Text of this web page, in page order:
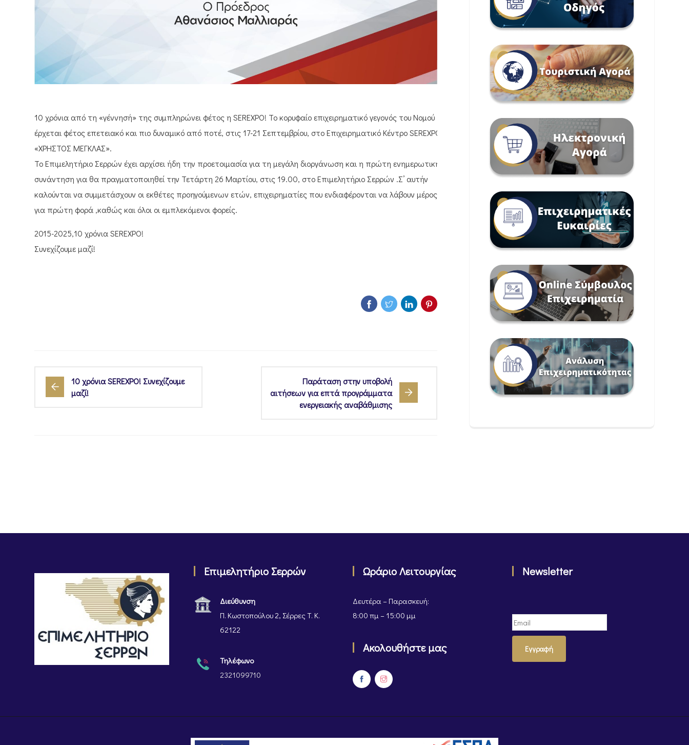
10 χρόνια από τη «γέννησή» της συμπληρώνει φέτος η SEREXPO! Το κορυφαίο επιχειρηματικό γεγονός του Νομού
έρχεται φέτος επετειακό και πιο δυναμικό από ποτέ, στις 17-21 Σεπτεμβρίου, στο Επιχειρηματικό Κέντρο SEREXPO
«ΧΡΗΣΤΟΣ ΜΕΓΚΛΑΣ».
Το Επιμελητήριο Σερρών έχει αρχίσει ήδη την προετοιμασία για τη μεγάλη διοργάνωση και η πρώτη ενημερωτική
συνάντηση για θα πραγματοποιηθεί την Τετάρτη 26 Μαρτίου, στις 19.00, στο Επιμελητήριο Σερρών .Σ’ αυτήν
καλούνται να συμμετάσχουν οι εκθέτες προηγούμενων ετών, επιχειρηματίες που ενδιαφέρονται να λάβουν μέρος
για πρώτη φορά ,καθώς και όλοι οι εμπλεκόμενοι φορείς.
2015-2025,10 χρόνια SEREXPO!
Συνεχίζουμε μαζί!
10 χρόνια SEREXPO! Συνεχίζουμε
μαζί!
Παράταση στην υποβολή
αιτήσεων για επτά προγράμματα
ενεργειακής αναβάθμισης
Επιμελητήριο Σερρών
Διεύθυνση
Π. Κωστοπούλου 2, Σέρρες Τ. Κ.
62122
Τηλέφωνο
2321099710
Ωράριο Λειτουργίας
Δευτέρα – Παρασκευή:
8:00 πμ – 15:00 μμ
Ακολουθήστε μας
Newsletter
Εγγραφή